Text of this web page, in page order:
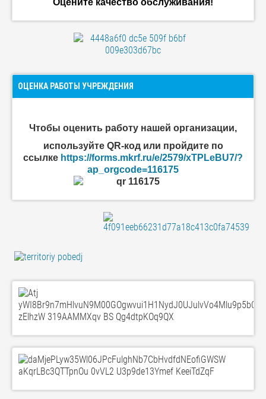
Оцените качество обслуживания!
ОЦЕНКА РАБОТЫ УЧРЕЖДЕНИЯ
Чтобы оценить работу нашей организации,
используйте QR-код или пройдите по
ссылке https://forms.mkrf.ru/e/2579/xTPLeBU7/?
ap_orgcode=116175